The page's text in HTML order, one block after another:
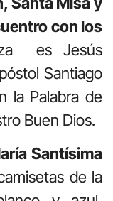
con los
es Jesús
Santiago
la Palabra de
Buen Dios.
Santísima
de la